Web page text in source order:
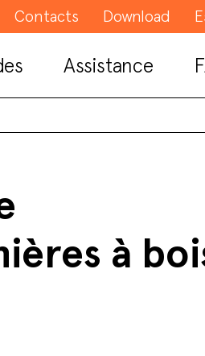
Contacts Download
Assistance
à